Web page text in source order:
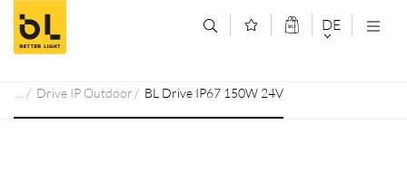
Zum Inhalt springen (Alt+0)
Zum Hauptmenü springen (Alt+1) DE
DEUTSCH
Drive IP Outdoor BL Drive IP67 150W 24V